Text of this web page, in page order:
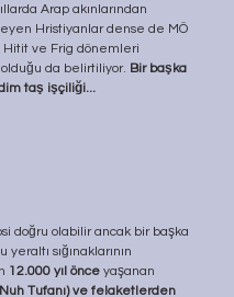
Arap akınlarından
Hristiyanlar dense de MÖ
ve Frig dönemleri
da belirtiliyor. Bir başka
taş işçiliği...
doğru olabilir ancak bir başka
sığınaklarının
12.000 yıl önce yaşanan
Tufanı) ve felaketlerden